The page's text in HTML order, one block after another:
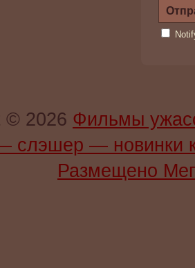
© 2026 Фильмы
слэшер —
Размещено